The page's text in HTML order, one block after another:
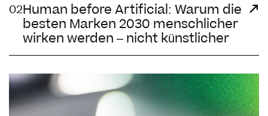
02Human before Artificial: Warum die
besten Marken 2030 menschlicher
wirken werden – nicht künstlicher